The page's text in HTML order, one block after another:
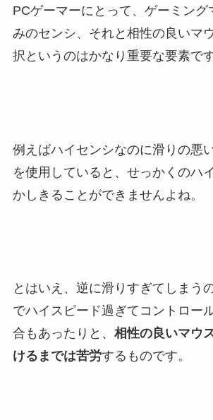
PCゲーマーにとって、ゲーミング
みのセンシ、それと相性の良いマ
択というのはかなり重要な要素です
例えばハイセンシなのに滑りの悪
を使用していると、せっかくのハ
かしきることができませんよね。
とはいえ、逆に滑りすぎてしまう
でハイスピード過ぎてコントロー
合もあったりと、 相性の良いマウ
けるまでは苦労するものです。